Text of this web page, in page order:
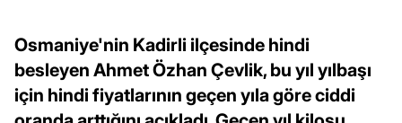
Osmaniye'nin Kadirli ilçesinde hindi
besleyen Ahmet Özhan Çevlik, bu yıl yılbaşı
için hindi fiyatlarının geçen yıla göre ciddi